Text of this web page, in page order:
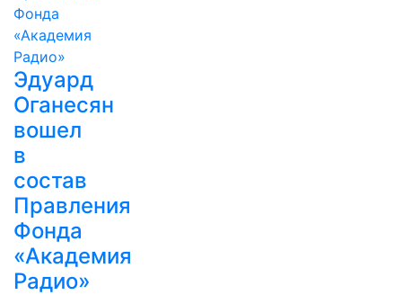
Эдуард
Оганесян
вошел
в
состав
Правления
Фонда
«Академия
Радио»